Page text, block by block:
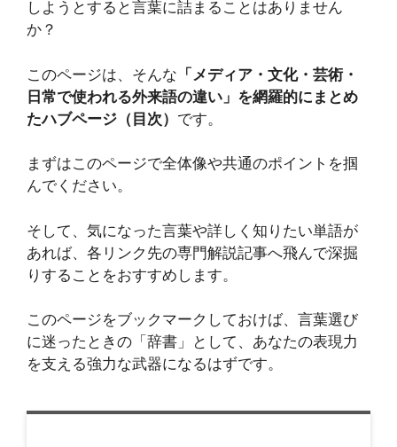
しようとすると言葉に詰まることはありません
か？
このページは、そんな 「メディア・文化・芸術・
日常で使われる外来語の違い」を網羅的にまとめ
たハブページ（目次） です。
まずはこのページで全体像や共通のポイントを掴
んでください。
そして、気になった言葉や詳しく知りたい単語が
あれば、各リンク先の専門解説記事へ飛んで深掘
りすることをおすすめします。
このページをブックマークしておけば、言葉選び
に迷ったときの「辞書」として、あなたの表現力
を支える強力な武器になるはずです。